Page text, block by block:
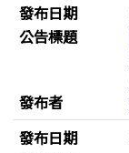
發布日期
公告標題
發布者
發布日期